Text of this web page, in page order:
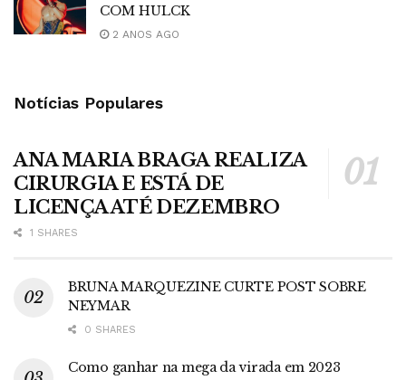
COM HULCK
2 ANOS AGO
Notícias Populares
ANA MARIA BRAGA REALIZA
CIRURGIA E ESTÁ DE
LICENÇA ATÉ DEZEMBRO
1 SHARES
BRUNA MARQUEZINE CURTE POST SOBRE
NEYMAR
0 SHARES
Como ganhar na mega da virada em 2023